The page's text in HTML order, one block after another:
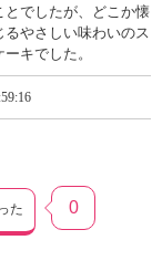
とでしたが、どこか懐
るやさしい味わいのス
キでした。
た 0